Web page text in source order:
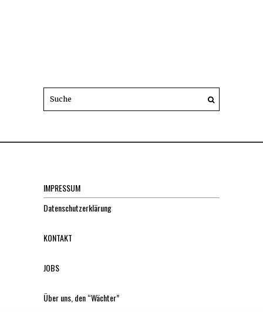
IMPRESSUM
Datenschutzerklärung
KONTAKT
JOBS
Über uns, den “Wächter”